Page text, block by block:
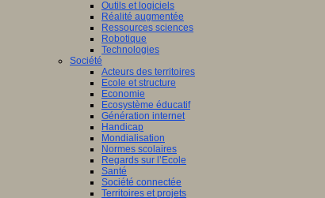
Outils et logiciels
Réalité augmentée
Ressources sciences
Robotique
Technologies
Société
Acteurs des territoires
Ecole et structure
Economie
Ecosystème éducatif
Génération internet
Handicap
Mondialisation
Normes scolaires
Regards sur l’Ecole
Santé
Société connectée
Territoires et projets